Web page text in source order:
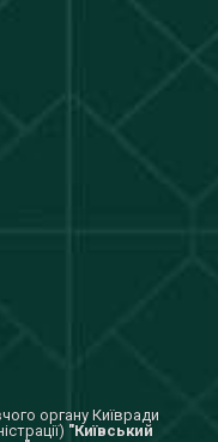
органу Київради
"Київський